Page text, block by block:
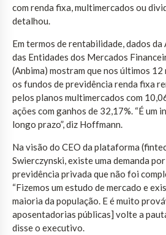
com renda fixa, multimercados ou
detalhou.
Em termos de rentabilidade, dados
das Entidades dos Mercados
(Anbima) mostram que nos últimos 12
os fundos de previdência renda fixa
pelos planos multimercados com
ações com ganhos de 32,17%. “É um
longo prazo”, diz Hoffmann.
Na visão do CEO da plataforma
Swierczynski, existe uma demanda
previdência privada que não foi
“Fizemos um estudo de mercado e
maioria da população. E é muito
aposentadorias públicas] volte a
disse o executivo.